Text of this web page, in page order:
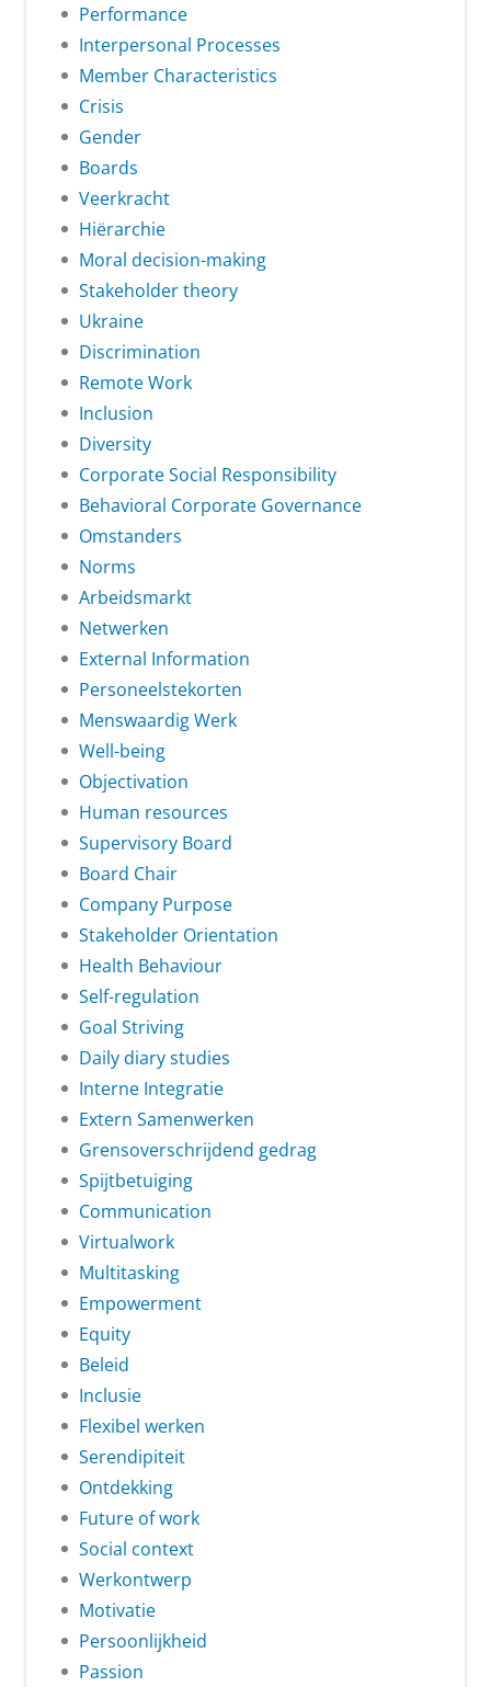
Performance
Interpersonal Processes
Member Characteristics
Crisis
Gender
Boards
Veerkracht
Hiërarchie
Moral decision-making
Stakeholder theory
Ukraine
Discrimination
Remote Work
Inclusion
Diversity
Corporate Social Responsibility
Behavioral Corporate Governance
Omstanders
Norms
Arbeidsmarkt
Netwerken
External Information
Personeelstekorten
Menswaardig Werk
Well-being
Objectivation
Human resources
Supervisory Board
Board Chair
Company Purpose
Stakeholder Orientation
Health Behaviour
Self-regulation
Goal Striving
Daily diary studies
Interne Integratie
Extern Samenwerken
Grensoverschrijdend gedrag
Spijtbetuiging
Communication
Virtualwork
Multitasking
Empowerment
Equity
Beleid
Inclusie
Flexibel werken
Serendipiteit
Ontdekking
Future of work
Social context
Werkontwerp
Motivatie
Persoonlijkheid
Passion